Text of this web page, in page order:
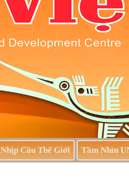
Nhịp Cầu Thế Giới Tầm Nhìn